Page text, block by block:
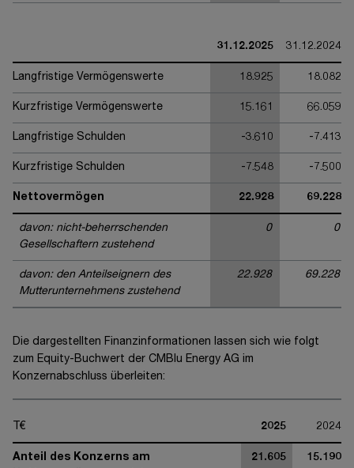
31.12.2025 31.12.2024
Langfristige Vermögenswerte 18.925 18.082
Kurzfristige Vermögenswerte 15.161 66.059
Langfristige Schulden -3.610 -7.413
Kurzfristige Schulden -7.548 -7.500
Nettovermögen 22.928 69.228
davon: nicht-beherrschenden
Gesellschaftern zustehend
0 0
davon: den Anteilseignern des
Mutterunternehmens zustehend
22.928 69.228
Die dargestellten Finanzinformationen lassen sich wie folgt
zum Equity-Buchwert der CMBlu Energy AG im
Konzernabschluss überleiten:
T€ 2025 2024
Anteil des Konzerns am
21.605 15.190